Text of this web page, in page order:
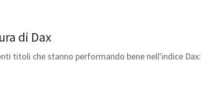
di Dax
titoli che stanno performando bene nell'indice Dax: